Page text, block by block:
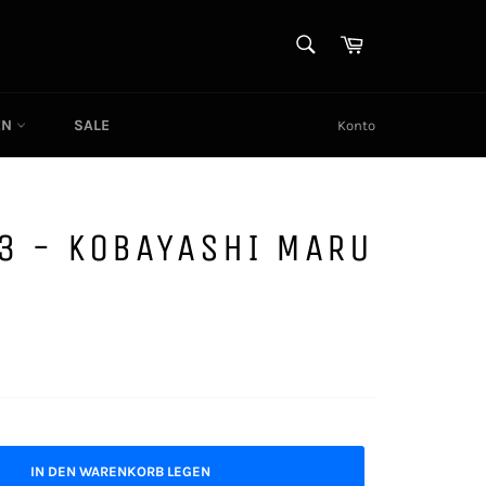
Warenkorb
SALE Konto
- KOBAYASHI MARU
IN DEN WARENKORB LEGEN